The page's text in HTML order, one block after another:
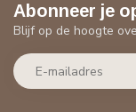
Abonneer je
Blijf op de hoogte